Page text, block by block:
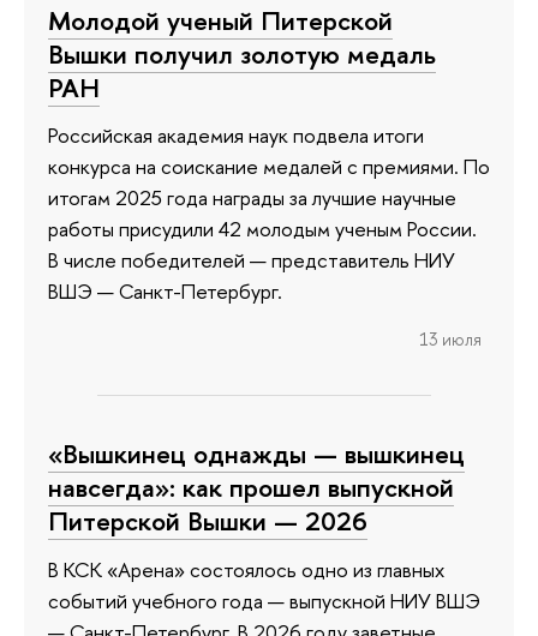
Молодой ученый Питерской
Вышки получил золотую медаль
РАН
Российская академия наук подвела итоги
конкурса на соискание медалей с премиями. По
итогам 2025 года награды за лучшие научные
работы присудили 42 молодым ученым России.
В числе победителей — представитель НИУ
ВШЭ — Санкт-Петербург.
13 июля
«Вышкинец однажды — вышкинец
навсегда»: как прошел выпускной
Питерской Вышки — 2026
В КСК «Арена» состоялось одно из главных
событий учебного года — выпускной НИУ ВШЭ